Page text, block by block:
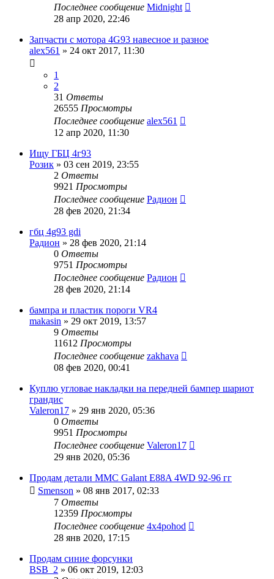
Последнее сообщение Midnight
28 апр 2020, 22:46
Запчасти с мотора 4G93 навесное и разное
alex561 » 24 окт 2017, 11:30
1
2
31 Ответы
26555 Просмотры
Последнее сообщение alex561
12 апр 2020, 11:30
Ищу ГБЦ 4г93
Розик » 03 сен 2019, 23:55
2 Ответы
9921 Просмотры
Последнее сообщение Радион
28 фев 2020, 21:34
гбц 4g93 gdi
Радион » 28 фев 2020, 21:14
0 Ответы
9751 Просмотры
Последнее сообщение Радион
28 фев 2020, 21:14
бампра и пластик пороги VR4
makasin » 29 окт 2019, 13:57
9 Ответы
11612 Просмотры
Последнее сообщение zakhava
08 фев 2020, 00:41
Куплю угловае накладки на передней бампер шариот
грандис
Valeron17 » 29 янв 2020, 05:36
0 Ответы
9951 Просмотры
Последнее сообщение Valeron17
29 янв 2020, 05:36
Продам детали MMC Galant E88A 4WD 92-96 гг
Smenson » 08 янв 2017, 02:33
7 Ответы
12359 Просмотры
Последнее сообщение 4x4pohod
28 янв 2020, 17:15
Продам синие форсунки
BSB_2 » 06 окт 2019, 12:03